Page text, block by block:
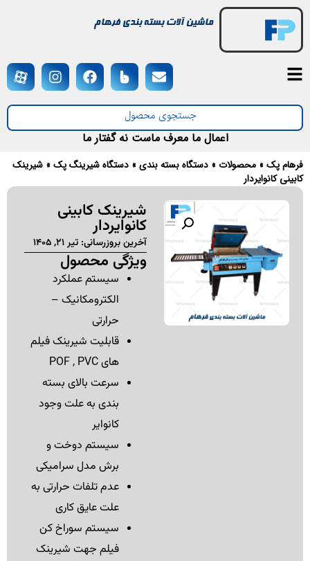
ماشین آلات بسته بندی فرهام
اعمال ما معرف ماست نه گفتار ما
پک»محصولات»دستگاه بسته بندی»دستگاه شیرینگ پک»شیرینک
کانوایردار
شیرینک کابینی
کانوایردار
آخرین بروزرسانی:‌ تیر 21, 1405
ویژگی محصول
سیستم عملکرد
الکترومکانیک –
حرارتی
قابلیت شیرینک فیلم
های POF , PVC
سرعت بالای بسته
بندی به علت وجود
کانوایر
سیستم دوخت و
برش مدل سرامیکی
عدم تلفات حرارتی به
علت عایق کاری
سیستم سوراخ کن
فیلم جهت شیرینک